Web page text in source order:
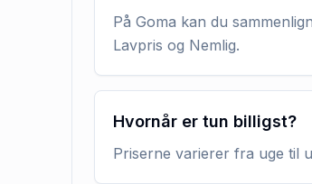
På Goma kan du
Lavpris og Nemlig.
Hvornår er tun billigst?
Priserne varierer fra uge til